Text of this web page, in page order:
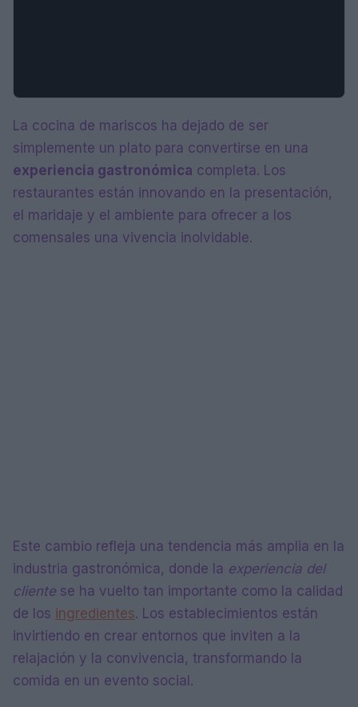
La cocina de mariscos ha dejado de ser
simplemente un plato para convertirse en una
experiencia gastronómica completa. Los
restaurantes están innovando en la presentación,
el maridaje y el ambiente para ofrecer a los
comensales una vivencia inolvidable.
Este cambio refleja una tendencia más amplia en la
industria gastronómica, donde la experiencia del
cliente se ha vuelto tan importante como la calidad
de los ingredientes. Los establecimientos están
invirtiendo en crear entornos que inviten a la
relajación y la convivencia, transformando la
comida en un evento social.